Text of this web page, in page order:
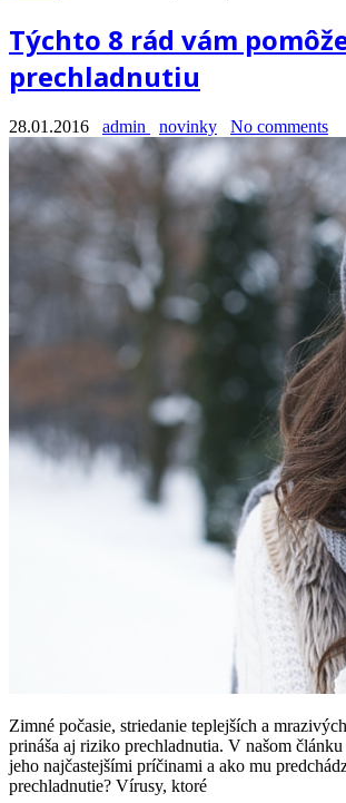
Týchto 8 rád vám
prechladnutiu
28.01.2016 admin novinky No comments
Zimné počasie, striedanie teplejších a
prináša aj riziko prechladnutia. V našom
jeho najčastejšími príčinami a ako mu
prechladnutie? Vírusy, ktoré